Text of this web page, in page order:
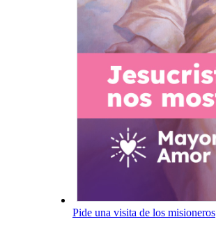
Pide una visita de los misioneros